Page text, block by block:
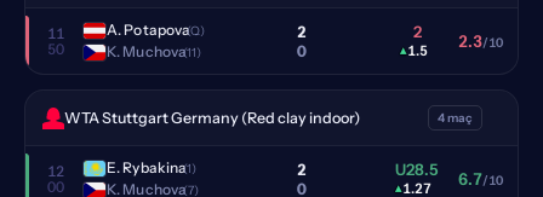
11
50
A. Potapova(Q)
K. Muchova(11)
2
0
2
▴1.5 2.3/10
WTA Stuttgart Germany (Red clay indoor) 4 maç
12
00
E. Rybakina(1)
K. Muchova(7)
2
0
U28.5
▴1.27 6.7/10